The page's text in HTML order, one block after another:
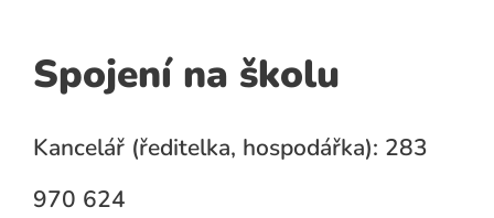
Spojení na školu
Kancelář (ředitelka, hospodářka): 283
970 624